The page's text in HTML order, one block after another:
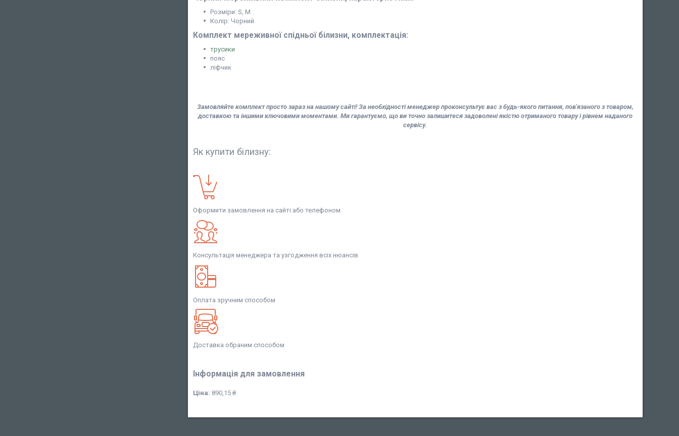
Розміри: S, M
Колір: Чорний
Комплект мереживної спідньої білизни, комплектація:
трусики
пояс
ліфчик
Замовляйте комплект просто зараз на нашому сайті! За необхідності менеджер проконсультує вас з будь-якого питання, пов'язаного з товаром,
доставкою та іншими ключовими моментами. Ми гарантуємо, що ви точно залишитеся задоволені якістю отриманого товару і рівнем наданого
сервісу.
Як купити білизну:
Оформити замовлення на сайті або телефоном
Консультація менеджера та узгодження всіх нюансів
Оплата зручним способом
Доставка обраним способом
Інформація для замовлення
Ціна: 890,15 ₴